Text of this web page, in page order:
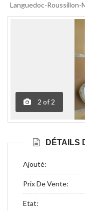
Languedoc-Roussillon-
2 of 2
DÉTAILS
Ajouté:
Prix De Vente:
Etat: